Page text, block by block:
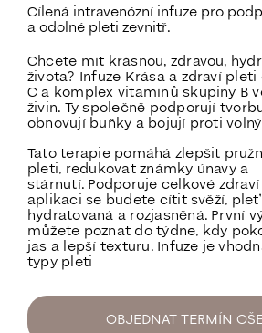
Cílená intravenózní infuze pro
a odolné pleti zevnitř.
Chcete mít krásnou, zdravou,
života? Infuze Krása a zdraví pleti
C a komplex vitamínů skupiny B
živin. Ty společně podporují
obnovují buňky a bojují proti
Tato terapie pomáhá zlepšit
pleti, redukovat známky únavy a
stárnutí. Podporuje celkové zdraví
aplikaci se budete cítit svěží,
hydratovaná a rozjasněná. První
můžete poznat do týdne, kdy
jas a lepší texturu. Infuze je
typy pleti
OBJEDNAT TERMÍN